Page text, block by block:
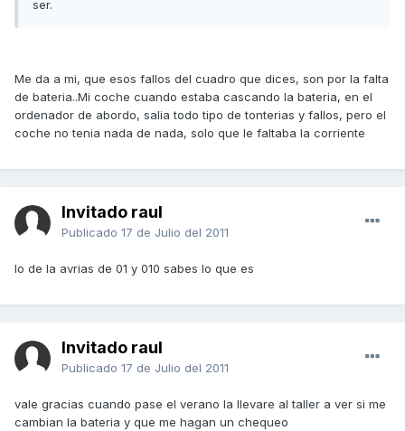
ser.
Me da a mi, que esos fallos del cuadro que dices, son por la falta
de bateria..Mi coche cuando estaba cascando la bateria, en el
ordenador de abordo, salia todo tipo de tonterias y fallos, pero el
coche no tenia nada de nada, solo que le faltaba la corriente
Invitado raul
Publicado 17 de Julio del 2011
lo de la avrias de 01 y 010 sabes lo que es
Invitado raul
Publicado 17 de Julio del 2011
vale gracias cuando pase el verano la llevare al taller a ver si me
cambian la bateria y que me hagan un chequeo